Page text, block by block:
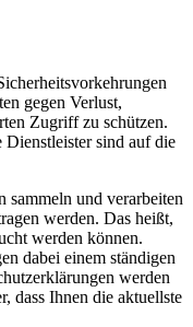
gegen Verlust,
Zugriff zu schützen.
sind auf die
sammeln und verarbeiten
werden. Das heißt,
werden können.
dabei einem ständigen
werden
dass Ihnen die aktuellste